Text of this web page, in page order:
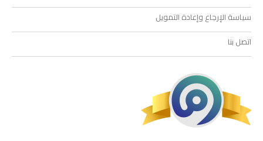
سياسة الإرجاع وإعادة التمويل
اتصل بنا